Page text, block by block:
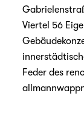
Viertel 56
Feder des